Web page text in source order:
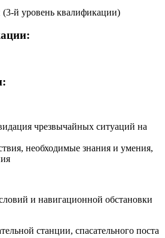
(3-й уровень квалификации)
чрезвычайных ситуаций на
необходимые знания и умения,
и навигационной обстановки
станции, спасательного поста